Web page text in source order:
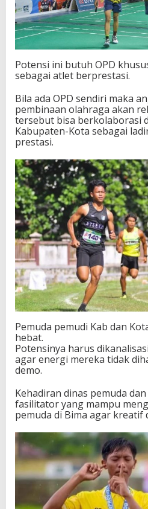
Potensi ini butuh OPD
sebagai atlet berprestasi.
Bila ada OPD sendiri maka
pembinaan olahraga akan
tersebut bisa berkolaborasi
Kabupaten-Kota sebagai
prestasi.
Pemuda pemudi Kab dan
hebat.
Potensinya harus
agar energi mereka tidak
demo.
Kehadiran dinas pemuda
fasilitator yang mampu
pemuda di Bima agar kreatif